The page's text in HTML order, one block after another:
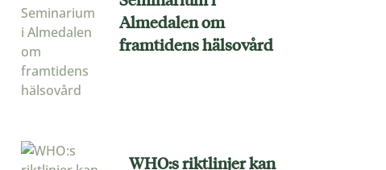
Almedalen om
framtidens hälsovård
WHO:s riktlinjer kan